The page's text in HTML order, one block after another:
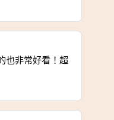
也非常好看！超